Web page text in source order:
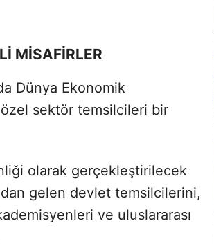
MİSAFİRLER
Dünya Ekonomik
özel sektör temsilcileri bir
olarak gerçekleştirilecek
gelen devlet temsilcilerini,
ve uluslararası